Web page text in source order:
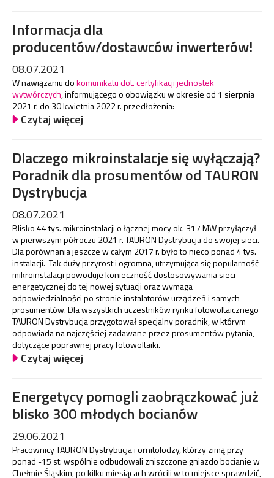
Informacja dla
producentów/dostawców inwerterów!
08.07.2021
W nawiązaniu dokomunikatu dot. certyfikacji jednostek
wytwórczych, informującego o obowiązku w okresie od 1 sierpnia
2021 r. do 30 kwietnia 2022 r. przedłożenia:
Czytaj więcej
Dlaczego mikroinstalacje się wyłączają?
Poradnik dla prosumentów od TAURON
Dystrybucja
08.07.2021
Blisko 44 tys. mikroinstalacji o łącznej mocy ok. 317 MW przyłączył
w pierwszym półroczu 2021 r. TAURON Dystrybucja do swojej sieci.
Dla porównania jeszcze w całym 2017 r. było to nieco ponad 4 tys.
instalacji. Tak duży przyrost i ogromna, utrzymująca się popularność
mikroinstalacji powoduje konieczność dostosowywania sieci
energetycznej do tej nowej sytuacji oraz wymaga
odpowiedzialności po stronie instalatorów urządzeń i samych
prosumentów. Dla wszystkich uczestników rynku fotowoltaicznego
TAURON Dystrybucja przygotował specjalny poradnik, w którym
odpowiada na najczęściej zadawane przez prosumentów pytania,
dotyczące poprawnej pracy fotowoltaiki.
Czytaj więcej
Energetycy pomogli zaobrączkować już
blisko 300 młodych bocianów
29.06.2021
Pracownicy TAURON Dystrybucja i ornitolodzy, którzy zimą przy
ponad -15 st. wspólnie odbudowali zniszczone gniazdo bocianie w
Chełmie Śląskim, po kilku miesiącach wrócili w to miejsce sprawdzić,